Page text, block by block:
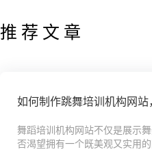
推荐文章
舞蹈培训机构网站不仅是展示
否渴望拥有一个既美观又实用